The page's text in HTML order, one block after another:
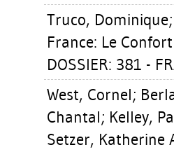
Truco, Dominique
France: Le
DOSSIER: 381 -
West, Cornel;
Chantal; Kelley,
Setzer, Katherine